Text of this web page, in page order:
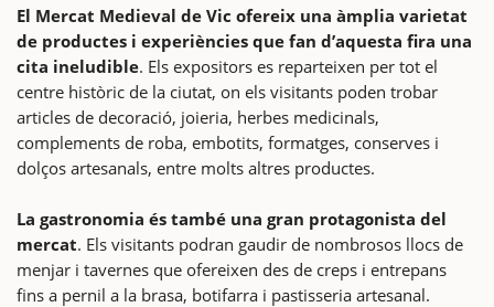
El Mercat Medieval de Vic ofereix una àmplia varietat
de productes i experiències que fan d’aquesta fira una
cita ineludible. Els expositors es reparteixen per tot el
centre històric de la ciutat, on els visitants poden trobar
articles de decoració, joieria, herbes medicinals,
complements de roba, embotits, formatges, conserves i
dolços artesanals, entre molts altres productes.
La gastronomia és també una gran protagonista del
mercat. Els visitants podran gaudir de nombrosos llocs de
menjar i tavernes que ofereixen des de creps i entrepans
fins a pernil a la brasa, botifarra i pastisseria artesanal.